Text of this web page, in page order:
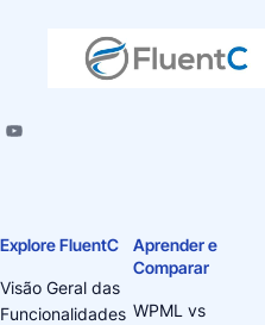
Explore FluentC
Visão Geral das
Funcionalidades
Aprender e
Comparar
WPML vs